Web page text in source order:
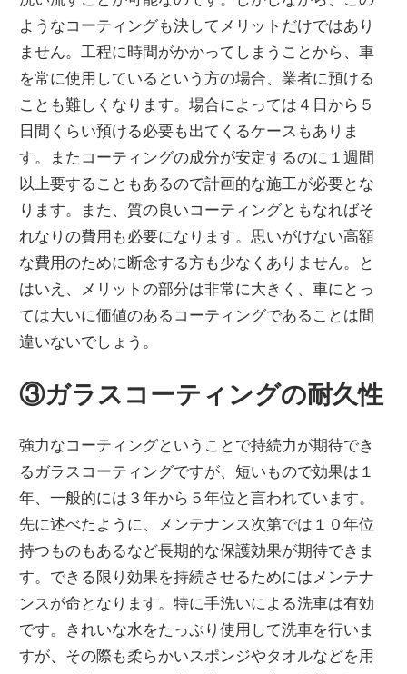
ようなコーティングも決してメリットだけではあり
ません。工程に時間がかかってしまうことから、車
を常に使用しているという方の場合、業者に預ける
ことも難しくなります。場合によっては４日から５
日間くらい預ける必要も出てくるケースもありま
す。またコーティングの成分が安定するのに１週間
以上要することもあるので計画的な施工が必要とな
ります。また、質の良いコーティングともなればそ
れなりの費用も必要になります。思いがけない高額
な費用のために断念する方も少なくありません。と
はいえ、メリットの部分は非常に大きく、車にとっ
ては大いに価値のあるコーティングであることは間
違いないでしょう。
③ガラスコーティングの耐久性
強力なコーティングということで持続力が期待でき
るガラスコーティングですが、短いもので効果は１
年、一般的には３年から５年位と言われています。
先に述べたように、メンテナンス次第では１０年位
持つものもあるなど長期的な保護効果が期待できま
す。できる限り効果を持続させるためにはメンテナ
ンスが命となります。特に手洗いによる洗車は有効
です。きれいな水をたっぷり使用して洗車を行いま
すが、その際も柔らかいスポンジやタオルなどを用